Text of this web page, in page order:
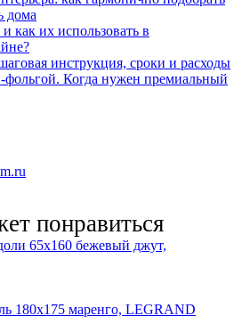
дома
как их использовать в
инструкция, сроки и расходы
Когда нужен премиальный
понравиться
65х160 бежевый джут,
180х175 маренго, LEGRAND